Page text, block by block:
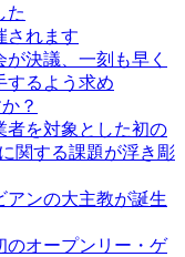
た
されます
決議、一刻も早く
するよう求め
？
者を対象とした初の
関する課題が浮き彫
アンの大主教が誕生
のオープンリー・ゲ